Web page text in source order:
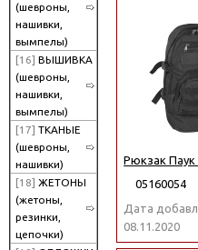
(шевроны,
нашивки,
вымпелы)
[16] ВЫШИВКА
(шевроны,
нашивки,
вымпелы)
[17] ТКАНЫЕ
(шевроны,
нашивки)
[18] ЖЕТОНЫ
(жетоны,
резинки,
цепочки)
Рюкзак Паук
05160054
Дата
08.11.2020